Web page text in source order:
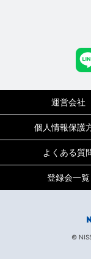
運営会社
個人情報保護
よくある質
登録会一覧
©